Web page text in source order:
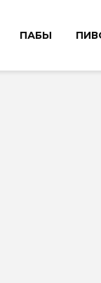
ПАБЫ